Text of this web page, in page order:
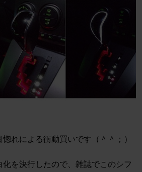
れによる衝動買いです（＾＾；）
化を決行したので、雑誌でこのシフ